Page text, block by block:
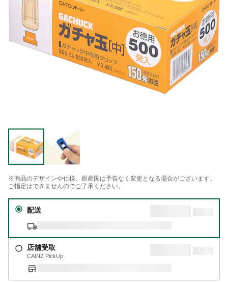
※商品のデザインや仕様、原産国は予告なく変更となる場合がございます。
ご指定はできませんのでご了承ください。
配送
店舗受取
CAINZ PickUp